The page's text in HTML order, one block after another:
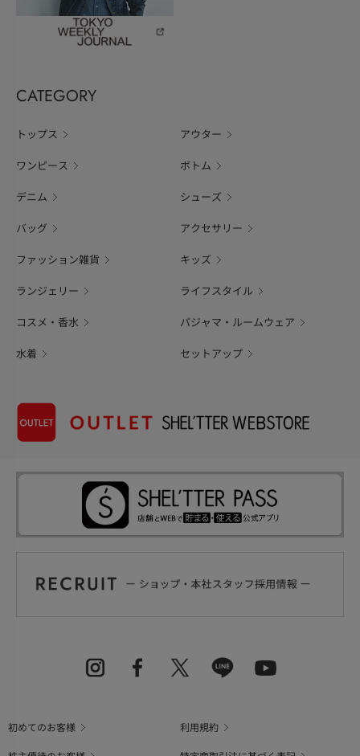
CATEGORY
トップス アウター
ワンピース ボトム
デニム シューズ
バッグ アクセサリー
ファッション雑貨 キッズ
ランジェリー ライフスタイル
コスメ・香水 パジャマ・ルームウェア
水着 セットアップ
初めてのお客様
利用規約